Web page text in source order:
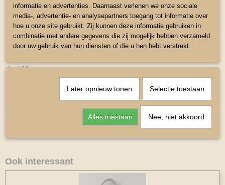
Halster Touw 2 meter
Neusomvang rond klein 54cm te vergroten tot 60cm
Kopstuk klein 47cm te vergroten tot 58cm
Keel 29cm
Ook interessant
informatie en advertenties. Daarnaast verlenen we onze sociale
media-, advertentie- en analysepartners toegang tot informatie over
hoe u onze site gebruikt. Zij kunnen deze informatie gebruiken in
combinatie met andere gegevens die zij mogelijk hebben verzameld
door uw gebruik van hun diensten of die u hen hebt verstrekt.
Later opnieuw tonen Selectie toestaan
Alles toestaan Nee, niet akkoord